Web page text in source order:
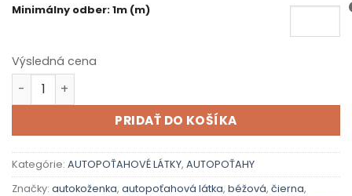
Minimálny odber: 1m (m)
Výsledná cena
množstvo AUTOPOŤAHOVÁ LÁTKA 08
PRIDAŤ DO KOŠÍKA
Kategórie: AUTOPOŤAHOVÉ LÁTKY, AUTOPOŤAHY
Značky: autokoženka, autopoťahová látka, béžová, čierna,